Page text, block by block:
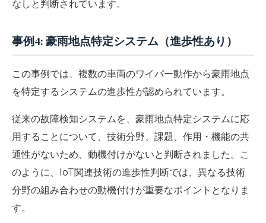
なしと判断されています。
事例4: 豪雨地点特定システム（進歩性あり）
この事例では、複数の車両のワイパー動作から豪雨地点
を特定するシステムの進歩性が認められています。
従来の故障検知システムを、豪雨地点特定システムに応
用することについて、技術分野、課題、作用・機能の共
通性がないため、動機付けがないと判断されました。こ
のように、IoT関連技術の進歩性判断では、異なる技術
分野の組み合わせの動機付けが重要なポイントとなりま
す。